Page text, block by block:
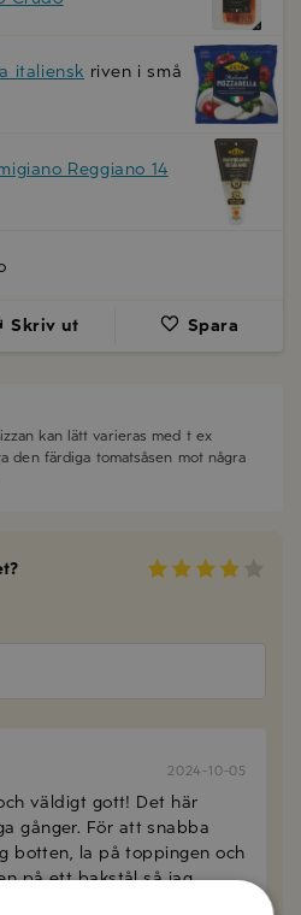
italiensk riven i små
Reggiano 14
Skriv ut Spara
kan lätt varieras med t ex
den färdiga tomatsåsen mot några
2024-10-05
väldigt gott! Det här
gånger. För att snabba
botten, la på toppingen och
på ett bakstål så jag